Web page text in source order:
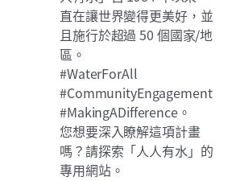
直在讓世界變得更美好，並
且施行於超過 50 個國家/地
區。
#WaterForAll
#CommunityEngagement
#MakingADifference。
您想要深入瞭解這項計畫
嗎？請探索「人人有水」的
專用網站。